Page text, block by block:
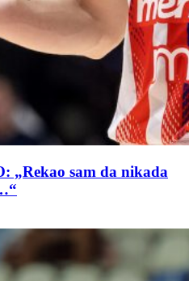
„Rekao sam da nikada